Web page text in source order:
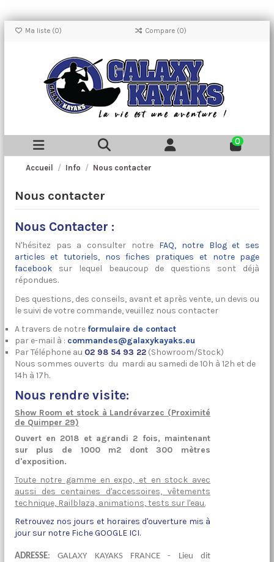
Ma liste (0) Compare (0)
0
Accueil Info Nous contacter
Nous contacter
Nous Contacter :
N'hésitez pas a consulter notre FAQ, notre Blog et ses
articles et tutoriels, nosfiches pratiques et notre page
facebook sur lequel beaucoup de questions sont déjà
répondues.
Des questions, des conseils, avant et après vente, un devis ou
le suivi de votre commande, veuillez nous contacter
A travers de notre formulaire de contact
par e-mail à : commandes@galaxykayaks.eu
Par Téléphone au 02 98 54 93 22(Showroom/Stock)
Nous sommes ouverts du mardi au samedi de 10h à 12h et de
14h à 17h.
Nous rendre visite:
Show Room et stock à Landrévarzec (Proximité
de Quimper 29)
Ouvert en 2018 et agrandi 2 fois, maintenant
sur plus de 1000 m2 dont 300 mètres
d'exposition.
Toute notre gamme en expo, et en stock avec
aussi des centaines d'accessoires, vêtements
technique, Railblaza, animations, tests sur l'eau.
Retrouvez nos jours et horaires d'ouverture mis à
jour sur notre Fiche GOOGLE ICI.
ADRESSE: GALAXY KAYAKS FRANCE - Lieu dit